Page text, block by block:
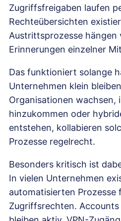
Zugriffsfreigaben laufen
Rechteübersichten
Austrittsprozesse hängen
Erinnerungen einzelner
Das funktioniert solange
Unternehmen klein
Organisationen
hinzukommen oder
entstehen, kollabieren
Prozesse regelrecht.
Besonders kritisch ist
In vielen Unternehmen
automatisierten Prozesse
Zugriffsrechten.